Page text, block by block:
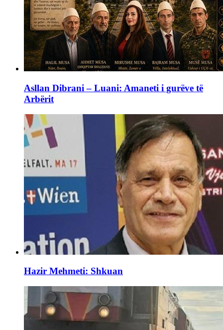
Asllan Dibrani – Luani: Amaneti i gurëve të
Arbërit
Hazir Mehmeti: Shkuan